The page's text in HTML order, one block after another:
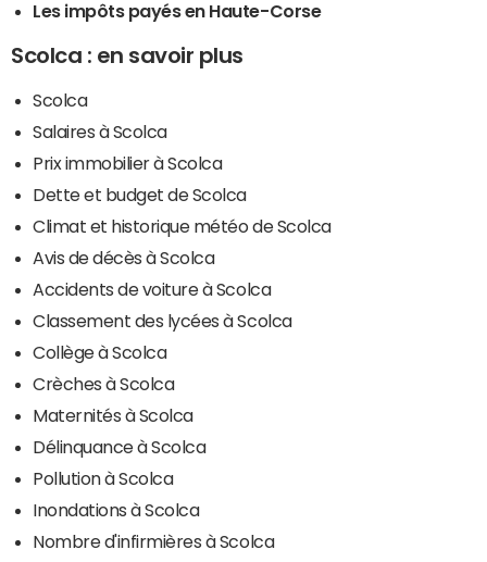
Les impôts payés en Haute-Corse
Scolca : en savoir plus
Scolca
Salaires à Scolca
Prix immobilier à Scolca
Dette et budget de Scolca
Climat et historique météo de Scolca
Avis de décès à Scolca
Accidents de voiture à Scolca
Classement des lycées à Scolca
Collège à Scolca
Crèches à Scolca
Maternités à Scolca
Délinquance à Scolca
Pollution à Scolca
Inondations à Scolca
Nombre d'infirmières à Scolca